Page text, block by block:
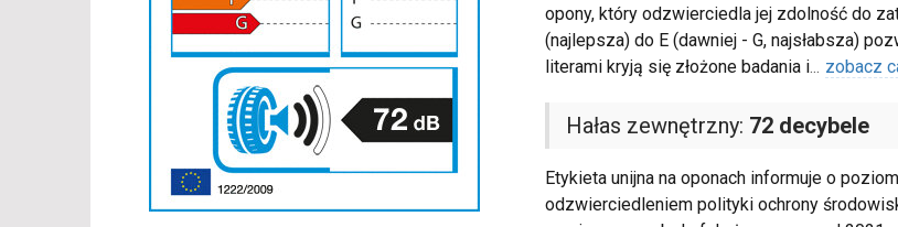
opony, który odzwierciedla jej zdolność do
(najlepsza) do E (dawniej - G, najsłabsza)
literami kryją się złożone badania i... zobacz
Hałas zewnętrzny: 72 decybele
Etykieta unijna na oponach informuje o
odzwierciedleniem polityki ochrony